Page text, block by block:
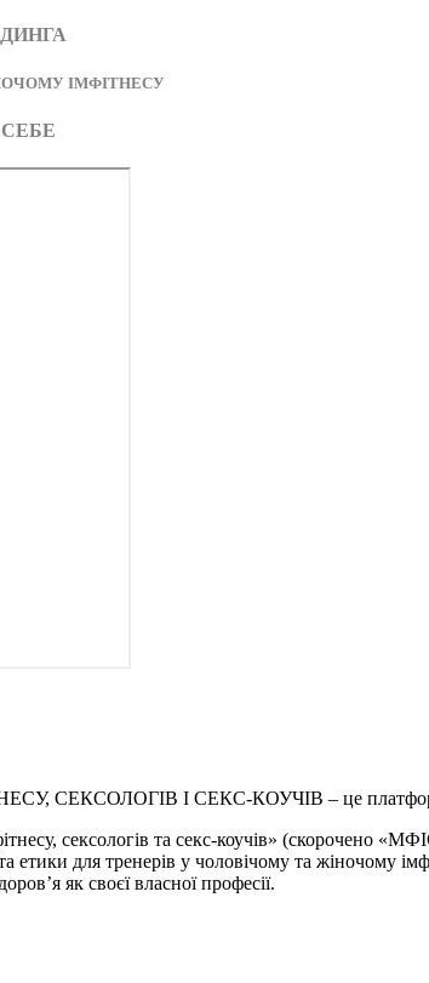
ІМФІТНЕСУ
СЕБЕ
СЕКСОЛОГІВ І СЕКС-КОУЧІВ – це платформа
сексологів та секс-коучів» (скорочено
етики для тренерів у чоловічому та жіночому
як своєї власної професії.